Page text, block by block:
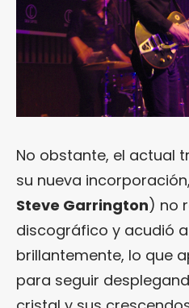
No obstante, el actual
su nueva
Steve Garrington) no
discográfico y acudió
brillantemente, lo que
para seguir